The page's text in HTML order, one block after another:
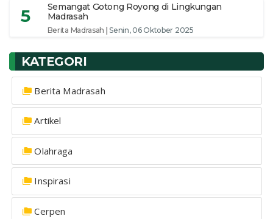
5
Semangat Gotong Royong di Lingkungan
Madrasah
Berita Madrasah |Senin, 06 Oktober 2025
KATEGORI
Berita Madrasah
Artikel
Olahraga
Inspirasi
Cerpen